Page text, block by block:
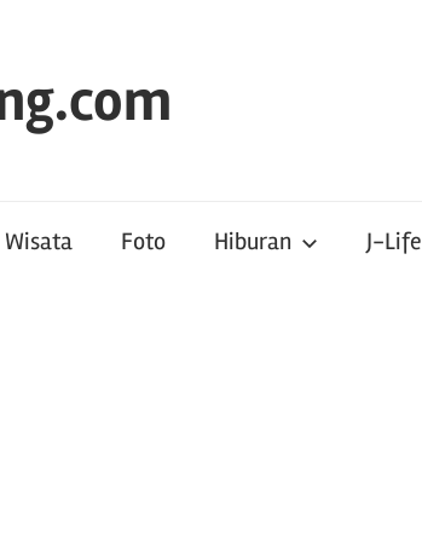
Wisata Foto Hiburan J-Life